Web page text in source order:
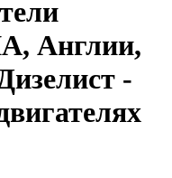
Англии,
-